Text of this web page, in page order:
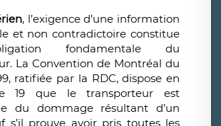
, l’exigence d’une information
et non contradictoire constitue
fondamentale du
La Convention de Montréal du
ratifiée par la RDC, dispose en
19 que le transporteur est
du dommage résultant d’un
s’il prouve avoir pris toutes les